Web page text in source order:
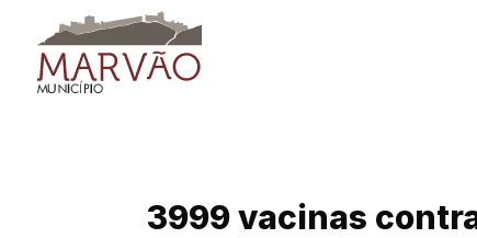
content
3999 vacinas